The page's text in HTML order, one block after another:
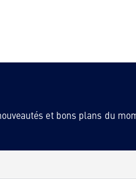
et bons plans du